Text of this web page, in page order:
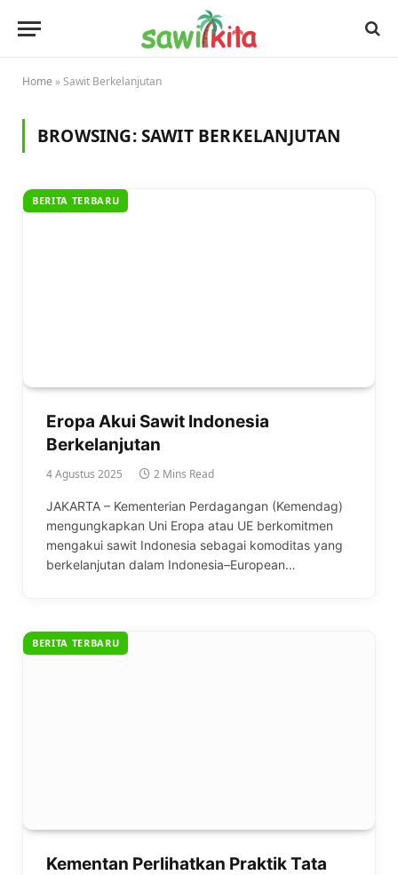
Home »Sawit Berkelanjutan
BROWSING:SAWIT BERKELANJUTAN
BERITA TERBARU
Eropa Akui Sawit Indonesia
Berkelanjutan
4 Agustus 2025 2 Mins Read
JAKARTA – Kementerian Perdagangan (Kemendag)
mengungkapkan Uni Eropa atau UE berkomitmen
mengakui sawit Indonesia sebagai komoditas yang
berkelanjutan dalam Indonesia–European…
BERITA TERBARU
Kementan Perlihatkan Praktik Tata